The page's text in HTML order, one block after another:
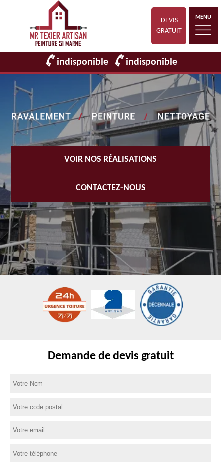
DEVIS
GRATUIT
MENU
indisponible indisponible
VOIR NOS RÉALISATIONS
CONTACTEZ-NOUS
Demande de devis gratuit